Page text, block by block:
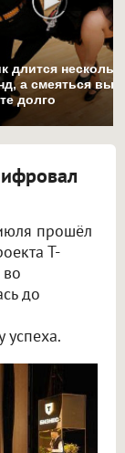
длится
а смеяться вы
долго
прошёл
Т-
до